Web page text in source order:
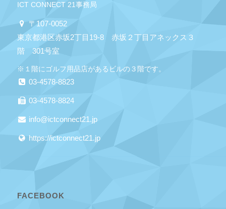
ICT CONNECT 21事務局
〒107-0052
東京都港区赤坂2丁目19-8 赤坂２丁目アネックス３
階 301号室
※１階にゴルフ用品店があるビルの３階です。
03-4578-8823
03-4578-8824
info@ictconnect21.jp
https://ictconnect21.jp
FACEBOOK